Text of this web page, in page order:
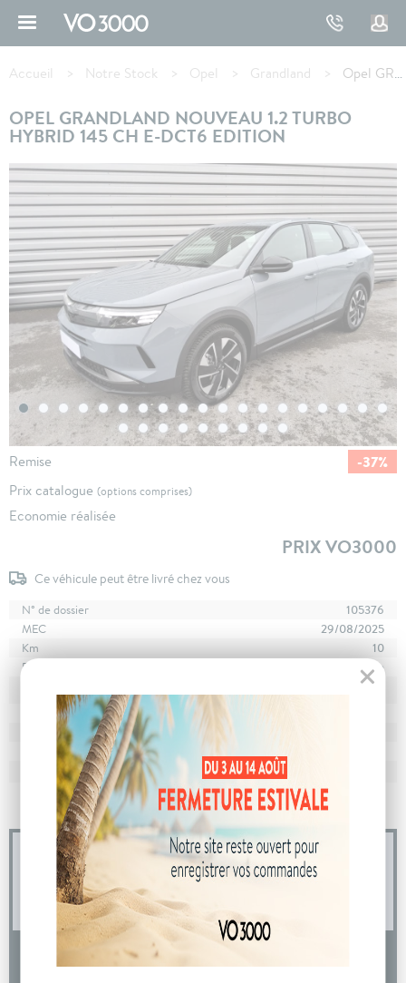
d'Ariane
Accueil Notre Stock Opel Grandland Opel GRANDLAND 1.2 Turbo Hybrid 145 ch e-DCT6 Edition
OPEL GRANDLAND NOUVEAU 1.2 TURBO
HYBRID 145 CH E-DCT6 EDITION
Remise -37%
Prix catalogue (options comprises)
Economie réalisée
PRIX VO3000
Ce véhicule peut être livré chez vous
N° de dossier
105376
MEC
29/08/2025
Km
10
Energie
Hybride
Puissance
Couleur
avec WLTP
1675 kg
04 73 14 64 14
(Prix d'un appel local)
DEMANDE D'INFORMATIONS